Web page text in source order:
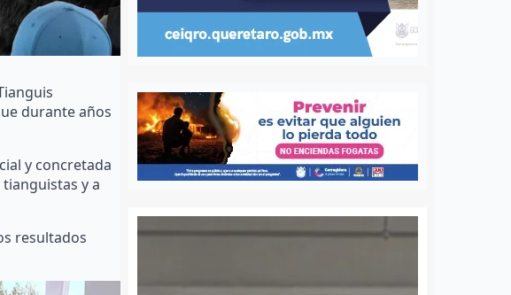
durante años
y concretada
y a
resultados